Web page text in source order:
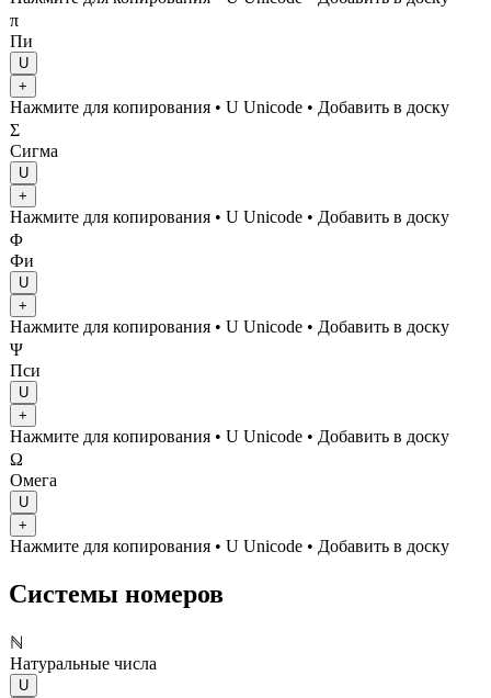
π
Пи
U
+
Нажмите для копирования • U Unicode • Добавить в доску
Σ
Сигма
U
+
Нажмите для копирования • U Unicode • Добавить в доску
Φ
Фи
U
+
Нажмите для копирования • U Unicode • Добавить в доску
Ψ
Пси
U
+
Нажмите для копирования • U Unicode • Добавить в доску
Ω
Омега
U
+
Нажмите для копирования • U Unicode • Добавить в доску
Системы номеров
ℕ
Натуральные числа
U